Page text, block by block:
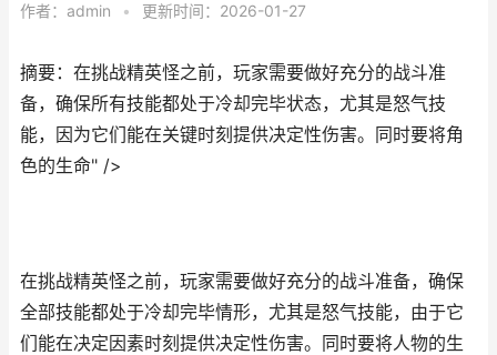
作者： admin • 更新时间：2026-01-27
摘要：在挑战精英怪之前，玩家需要做好充分的战斗准
备，确保所有技能都处于冷却完毕状态，尤其是怒气技
能，因为它们能在关键时刻提供决定性伤害。同时要将角
色的生命" />
在挑战精英怪之前，玩家需要做好充分的战斗准备，确保
全部技能都处于冷却完毕情形，尤其是怒气技能，由于它
们能在决定因素时刻提供决定性伤害。同时要将人物的生